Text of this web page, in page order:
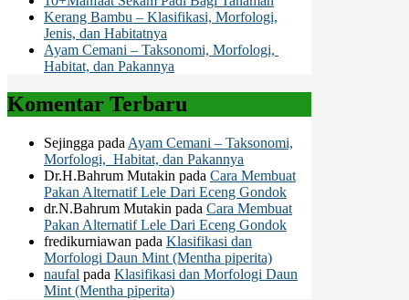
Kerang Bambu – Klasifikasi, Morfologi,
Jenis, dan Habitatnya
Ayam Cemani – Taksonomi, Morfologi,
Habitat, dan Pakannya
Komentar Terbaru
Sejingga pada Ayam Cemani – Taksonomi,
Morfologi, Habitat, dan Pakannya
Dr.H.Bahrum Mutakin pada Cara Membuat
Pakan Alternatif Lele Dari Eceng Gondok
dr.N.Bahrum Mutakin pada Cara Membuat
Pakan Alternatif Lele Dari Eceng Gondok
fredikurniawan pada Klasifikasi dan
Morfologi Daun Mint (Mentha piperita)
naufal pada Klasifikasi dan Morfologi Daun
Mint (Mentha piperita)